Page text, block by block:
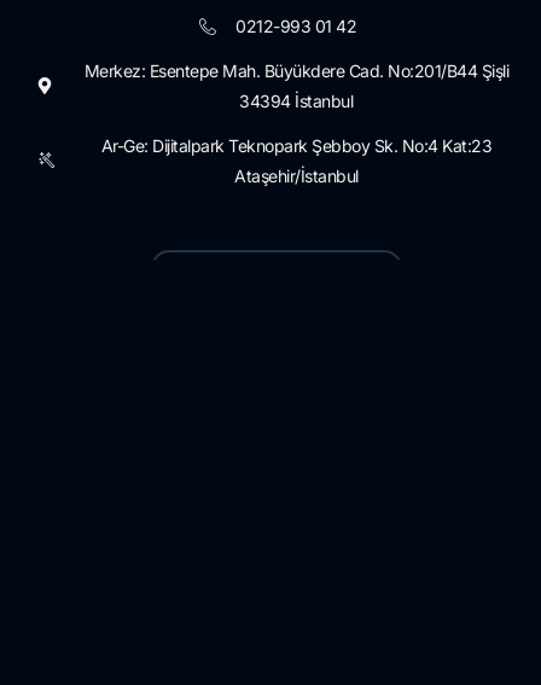
0212-993 01 42
Merkez: Esentepe Mah. Büyükdere Cad. No:201/B44 Şişli
34394 İstanbul
Ar-Ge: Dijitalpark Teknopark Şebboy Sk. No:4 Kat:23
Ataşehir/İstanbul